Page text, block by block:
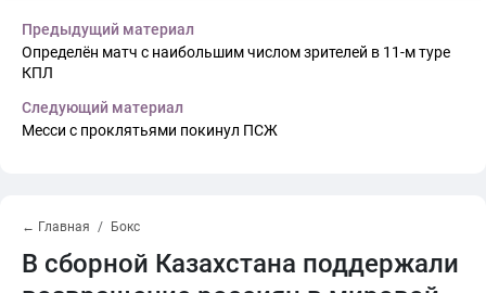
Предыдущий материал
Определён матч с наибольшим числом зрителей в 11-м туре
КПЛ
Следующий материал
Месси с проклятьями покинул ПСЖ
← Главная Бокс
В сборной Казахстана поддержали